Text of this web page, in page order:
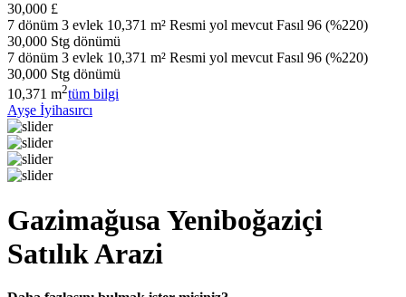
30,000 £
7 dönüm 3 evlek 10,371 m² Resmi yol mevcut Fasıl 96 (%220)
30,000 Stg dönümü
7 dönüm 3 evlek 10,371 m² Resmi yol mevcut Fasıl 96 (%220)
30,000 Stg dönümü
10,371 m2tüm bilgi
Ayşe İyihasırcı
Gazimağusa Yeniboğaziçi
Satılık Arazi